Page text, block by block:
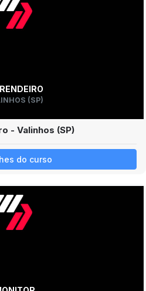
(SP)
- Valinhos (SP)
do curso